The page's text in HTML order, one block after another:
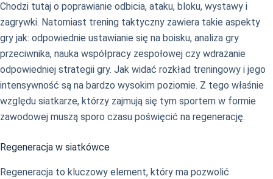
Chodzi tutaj o poprawianie odbicia, ataku, bloku, wystawy i
zagrywki. Natomiast trening taktyczny zawiera takie aspekty
gry jak: odpowiednie ustawianie się na boisku, analiza gry
przeciwnika, nauka współpracy zespołowej czy wdrażanie
odpowiedniej strategii gry. Jak widać rozkład treningowy i jego
intensywność są na bardzo wysokim poziomie. Z tego właśnie
względu siatkarze, którzy zajmują się tym sportem w formie
zawodowej muszą sporo czasu poświęcić na regenerację.
Regeneracja w siatkówce
Regeneracja to kluczowy element, który ma pozwolić